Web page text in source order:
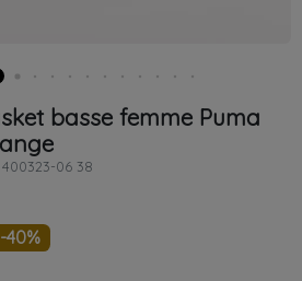
basse femme Puma
400323-06 38
-40%